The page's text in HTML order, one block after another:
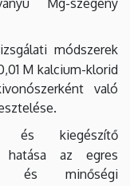
Mg-szegény
módszerek
M kalcium-klorid
való
és kiegészítő
hatása az egres
és minőségi